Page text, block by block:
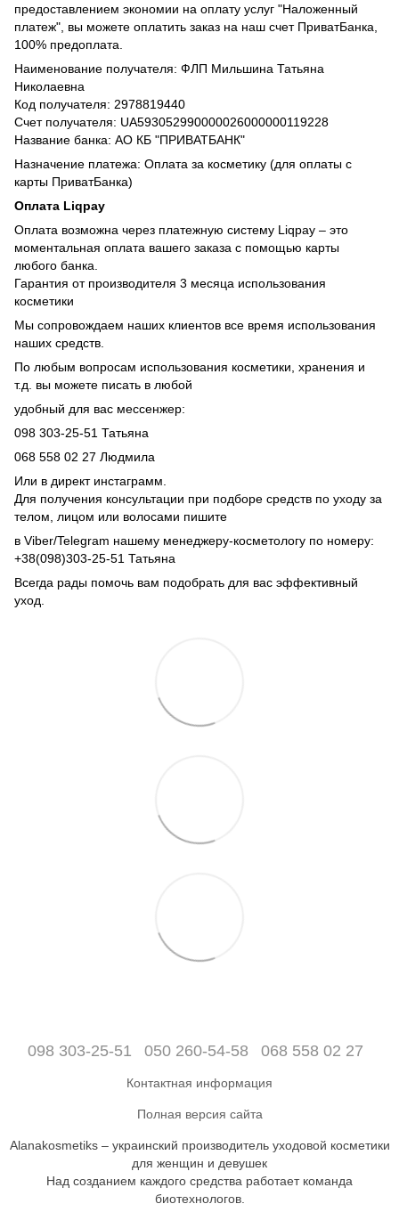
предоставлением экономии на оплату услуг "Наложенный
платеж", вы можете оплатить заказ на наш счет ПриватБанка,
100% предоплата.
Наименование получателя: ФЛП Мильшина Татьяна
Николаевна
Код получателя: 2978819440
Счет получателя: UA593052990000026000000119228
Название банка: АО КБ "ПРИВАТБАНК"
Назначение платежа: Оплата за косметику (для оплаты с
карты ПриватБанка)
Оплата Liqpay
Оплата возможна через платежную систему Liqpay – это
моментальная оплата вашего заказа с помощью карты
любого банка.
Гарантия от производителя 3 месяца использования
косметики
Мы сопровождаем наших клиентов все время использования
наших средств.
По любым вопросам использования косметики, хранения и
т.д. вы можете писать в любой
удобный для вас мессенжер:
098 303-25-51 Татьяна
068 558 02 27 Людмила
Или в директ инстаграмм.
Для получения консультации при подборе средств по уходу за
телом, лицом или волосами пишите
в Viber/Telegram нашему менеджеру-косметологу по номеру:
+38(098)303-25-51 Татьяна
Всегда рады помочь вам подобрать для вас эффективный
уход.
098 303-25-51 050 260-54-58 068 558 02 27
Контактная информация
Полная версия сайта
Alanakosmetiks – украинский производитель уходовой косметики
для женщин и девушек
Над созданием каждого средства работает команда
биотехнологов.